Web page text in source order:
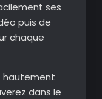
ses
puis de
chaque
hautement
dans le